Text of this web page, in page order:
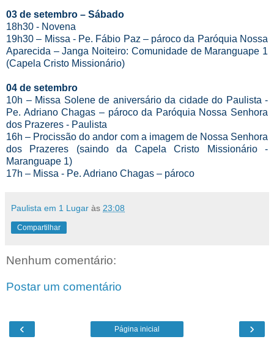
03 de setembro – Sábado
18h30 - Novena
19h30 – Missa - Pe. Fábio Paz – pároco da Paróquia Nossa
Aparecida – Janga Noiteiro: Comunidade de Maranguape 1
(Capela Cristo Missionário)
04 de setembro
10h – Missa Solene de aniversário da cidade do Paulista -
Pe. Adriano Chagas – pároco da Paróquia Nossa Senhora
dos Prazeres - Paulista
16h – Procissão do andor com a imagem de Nossa Senhora
dos Prazeres (saindo da Capela Cristo Missionário -
Maranguape 1)
17h – Missa - Pe. Adriano Chagas – pároco
Paulista em 1 Lugar às 23:08
Compartilhar
Nenhum comentário:
Postar um comentário
‹ ›
Página inicial